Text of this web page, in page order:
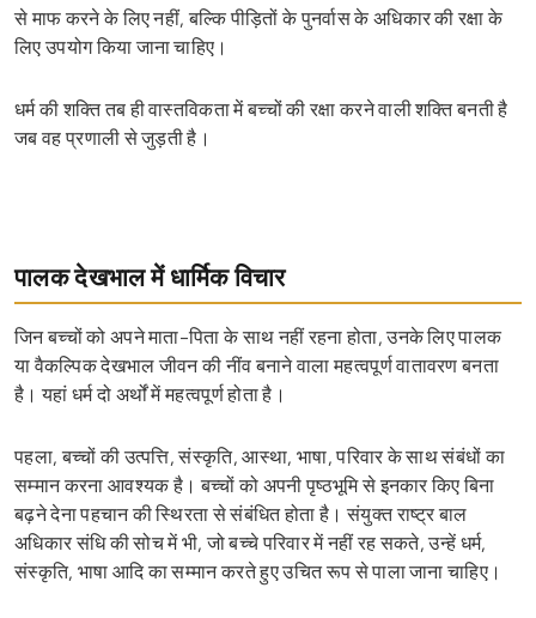
से माफ करने के लिए नहीं, बल्कि पीड़ितों के पुनर्वास के अधिकार की रक्षा के
लिए उपयोग किया जाना चाहिए।
धर्म की शक्ति तब ही वास्तविकता में बच्चों की रक्षा करने वाली शक्ति बनती है
जब वह प्रणाली से जुड़ती है।
पालक देखभाल में धार्मिक विचार
जिन बच्चों को अपने माता-पिता के साथ नहीं रहना होता, उनके लिए पालक
या वैकल्पिक देखभाल जीवन की नींव बनाने वाला महत्वपूर्ण वातावरण बनता
है। यहां धर्म दो अर्थों में महत्वपूर्ण होता है।
पहला, बच्चों की उत्पत्ति, संस्कृति, आस्था, भाषा, परिवार के साथ संबंधों का
सम्मान करना आवश्यक है। बच्चों को अपनी पृष्ठभूमि से इनकार किए बिना
बढ़ने देना पहचान की स्थिरता से संबंधित होता है। संयुक्त राष्ट्र बाल
अधिकार संधि की सोच में भी, जो बच्चे परिवार में नहीं रह सकते, उन्हें धर्म,
संस्कृति, भाषा आदि का सम्मान करते हुए उचित रूप से पाला जाना चाहिए।